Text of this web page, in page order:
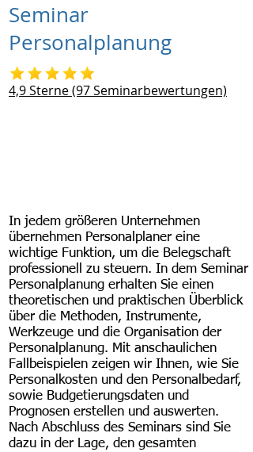
Seminar
Personalplanung
4,9 Sterne (97 Seminarbewertungen)
In jedem größeren Unternehmen
übernehmen Personalplaner eine
wichtige Funktion, um die Belegschaft
professionell zu steuern. In dem Seminar
Personalplanung erhalten Sie einen
theoretischen und praktischen Überblick
über die Methoden, Instrumente,
Werkzeuge und die Organisation der
Personalplanung. Mit anschaulichen
Fallbeispielen zeigen wir Ihnen, wie Sie
Personalkosten und den Personalbedarf,
sowie Budgetierungsdaten und
Prognosen erstellen und auswerten.
Nach Abschluss des Seminars sind Sie
dazu in der Lage, den gesamten